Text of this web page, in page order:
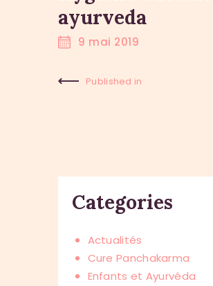
ayurveda
9 mai 2019
Published in
Categories
Actualités
Cure Panchakarma
Enfants et Ayurvéda